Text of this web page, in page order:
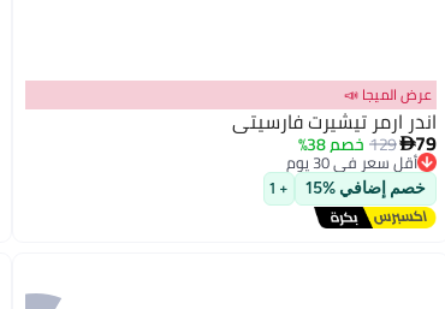
عرض الميجا 📣
اندر ارمر تيشيرت فارسيتي
79
129خصم 38%
أقل سعر في 30 يوم
توصيل مجاني
أقل سعر في 30 يوم
خصم إضافي %15 + 1